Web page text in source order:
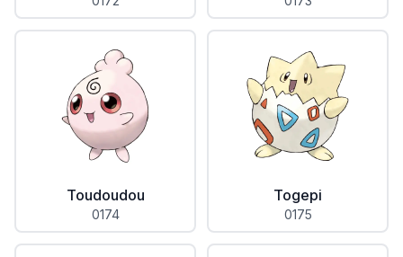
Toudoudou
0174
Togepi
0175